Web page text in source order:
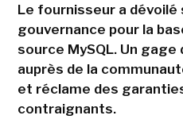
Le fournisseur a dévoilé
gouvernance pour la
source MySQL. Un
auprès de la
et réclame des
contraignants.